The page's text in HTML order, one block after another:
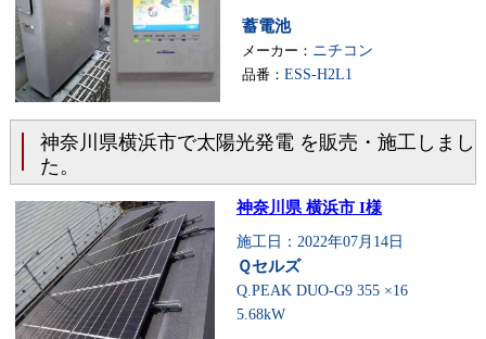
蓄電池
メーカー： ニチコン
品番： ESS-H2L1
神奈川県横浜市で太陽光発電 を販売・施工しまし
た。
神奈川県 横浜市 I様
施工日：2022年07月14日
Ｑセルズ
Q.PEAK DUO-G9 355 ×16
5.68kW